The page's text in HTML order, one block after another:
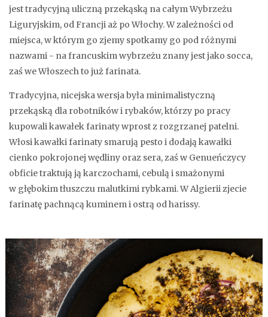
jest tradycyjną uliczną przekąską na całym Wybrzeżu
Liguryjskim, od Francji aż po Włochy. W zależności od
miejsca, w którym go zjemy spotkamy go pod różnymi
nazwami - na francuskim wybrzeżu znany jest jako socca,
zaś we Włoszech to już farinata.
Tradycyjna, nicejska wersja była minimalistyczną
przekąską dla robotników i rybaków, którzy po pracy
kupowali kawałek farinaty wprost z rozgrzanej patelni.
Włosi kawałki farinaty smarują pesto i dodają kawałki
cienko pokrojonej wędliny oraz sera, zaś w Genueńczycy
obficie traktują ją karczochami, cebulą i smażonymi
w głębokim tłuszczu malutkimi rybkami. W Algierii zjecie
farinatę pachnącą kuminem i ostrą od harissy.